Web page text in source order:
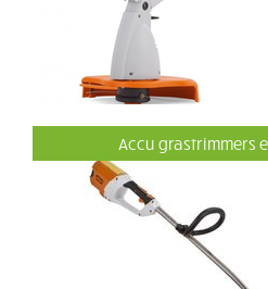
Accu grastrimmers